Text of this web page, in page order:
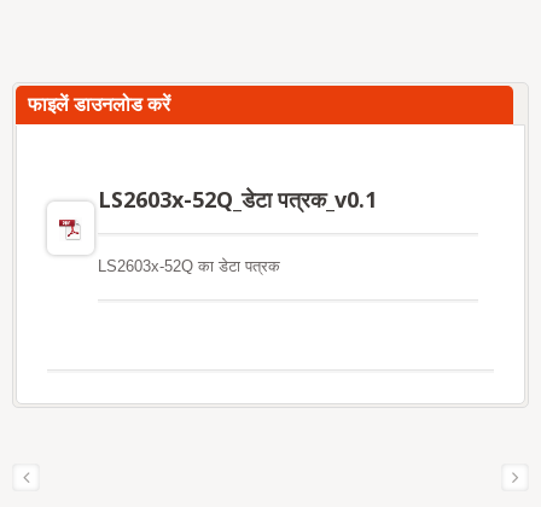
फाइलें डाउनलोड करें
LS2603x-52Q_डेटा पत्रक_v0.1
LS2603x-52Q का डेटा पत्रक